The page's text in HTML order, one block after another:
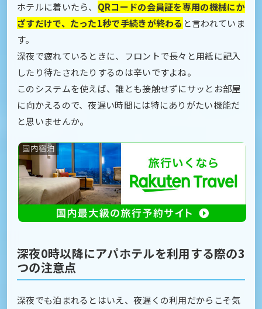
ホテルに着いたら、 QRコードの会員証を専用の機械にか
ざすだけで、たった1秒で手続きが終わる と言われていま
す。
深夜で疲れているときに、フロントで長々と用紙に記入
したり待たされたりするのは辛いですよね。
このシステムを使えば、誰とも接触せずにサッとお部屋
に向かえるので、夜遅い時間には特にありがたい機能だ
と思いませんか。
深夜0時以降にアパホテルを利用する際の3
つの注意点
深夜でも泊まれるとはいえ、夜遅くの利用だからこそ気